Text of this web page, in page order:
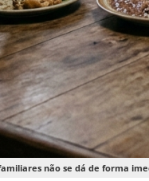
não se dá de forma